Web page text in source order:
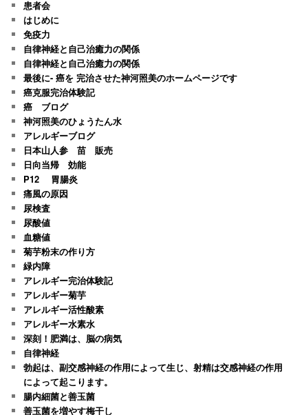
患者会
はじめに
免疫力
自律神経と自己治癒力の関係
自律神経と自己治癒力の関係
最後に- 癌を 完治させた神河照美のホームページです
癌克服完治体験記
癌 ブログ
神河照美のひょうたん水
アレルギーブログ
日本山人参 苗 販売
日向当帰 効能
P12 胃腸炎
痛風の原因
尿検査
尿酸値
血糖値
菊芋粉末の作り方
緑内障
アレルギー完治体験記
アレルギー菊芋
アレルギー活性酸素
アレルギー水素水
深刻！肥満は、脳の病気
自律神経
勃起は、副交感神経の作用によって生じ、射精は交感神経の作用
によって起こります。
腸内細菌と善玉菌
善玉菌を増やす梅干し